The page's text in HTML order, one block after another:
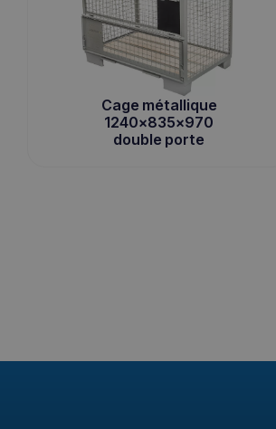
Cage métallique
1240x835x970
double porte